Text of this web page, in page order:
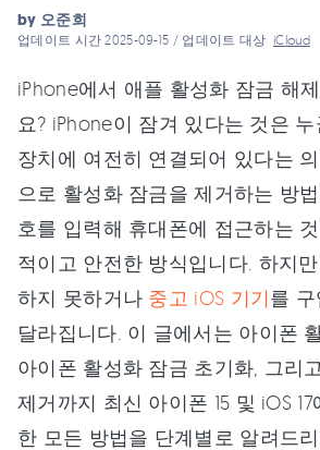
by 오준희
업데이트 시간 2025-09-15 / 업데이트 대상iCloud
iPhone에서 애플 활성화 잠금 해
요? iPhone이 잠겨 있다는 것은
장치에 여전히 연결되어 있다는
으로 활성화 잠금을 제거하는 방
호를 입력해 휴대폰에 접근하는
적이고 안전한 방식입니다. 하지
하지 못하거나 중고 iOS 기기를
달라집니다. 이 글에서는 아이폰
아이폰 활성화 잠금 초기화, 그리
제거까지 최신 아이폰 15 및 iOS
한 모든 방법을 단계별로 알려드